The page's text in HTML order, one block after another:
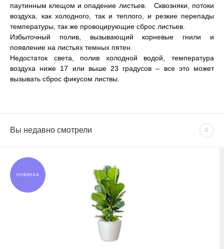
паутинным клещом и опадение листьев. Сквозняки, потоки
воздуха, как холодного, так и теплого, и резкие перепады
температуры, так же провоцирующие сброс листьев.
Избыточный полив, вызывающий корневые гнили и
появление на листьях темных пятен.
Недостаток света, полив холодной водой, температура
воздуха ниже 17 или выше 23 градусов – все это может
вызывать сброс фикусом листвы.
Среднее
Система автополива Есть
Матовая
Напольные
Напольные
Сроки и график
В рабочие дни с 09:00 до 22:00.
Доставка — 1–2 рабочих дня после оформления
заказа; при безналичной оплате — после поступления
При отсутствии позиции на складе: растения — 1–2
СПОСОБЫ ОПЛАТЫ
- Безналичным способом на основании счета
Вы недавно смотрели
НОВИНКА